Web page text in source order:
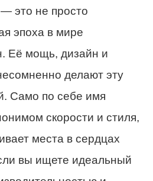
это не просто
эпоха в мире
Её мощь, дизайн и
делают эту
Само по себе имя
скорости и стиля,
места в сердцах
вы ищете идеальный